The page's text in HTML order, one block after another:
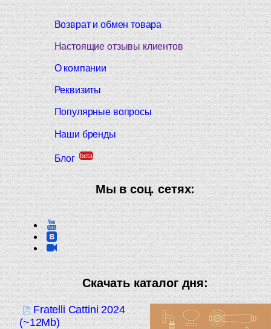
Возврат и обмен товара
Настоящие отзывы клиентов
О компании
Реквизиты
Популярные вопросы
Наши бренды
Блог beta
Мы в соц. сетях:
Скачать каталог дня:
Fratelli Cattini 2024
(~12Mb)